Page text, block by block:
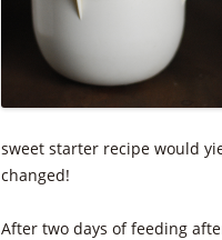
sweet starter recipe would
changed!
After two days of feeding